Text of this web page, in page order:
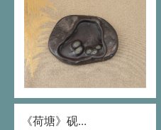
《荷塘》砚...